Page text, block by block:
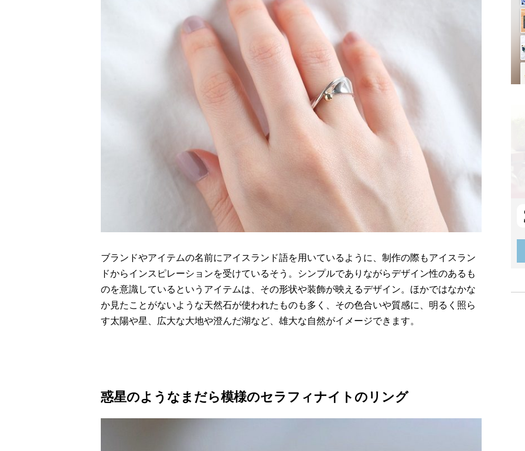
ブランドやアイテムの名前にアイスランド語を用いているように、制作の際もアイスラン
ドからインスピレーションを受けているそう。シンプルでありながらデザイン性のあるも
のを意識しているというアイテムは、その形状や装飾が映えるデザイン。ほかではなかな
か見たことがないような天然石が使われたものも多く、その色合いや質感に、明るく照ら
す太陽や星、広大な大地や澄んだ湖など、雄大な自然がイメージできます。
惑星のようなまだら模様のセラフィナイトのリング